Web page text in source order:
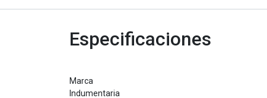
Especificaciones
Marca
Indumentaria